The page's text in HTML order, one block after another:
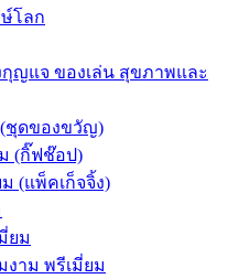
โลก
กุญแจ ของเล่น สุขภาพและ
(ชุดของขวัญ)
ม (กิ๊ฟช๊อป)
ม (แพ็คเก็จจิ้ง)
ยม
าม พรีเมี่ยม